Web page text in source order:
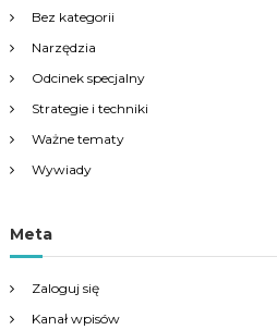
Bez kategorii
Narzędzia
Odcinek specjalny
Strategie i techniki
Ważne tematy
Wywiady
Meta
Zaloguj się
Kanał wpisów